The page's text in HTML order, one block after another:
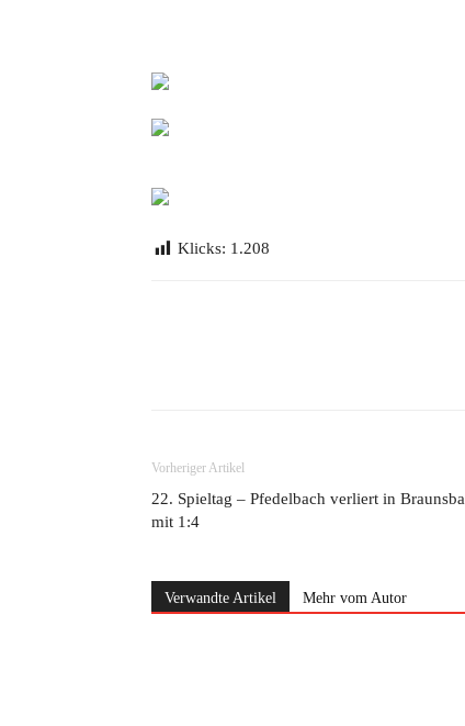
Klicks: 1.208
Vorheriger Artikel
22. Spieltag – Pfedelbach verliert in
mit 1:4
Verwandte Artikel Mehr vom Autor